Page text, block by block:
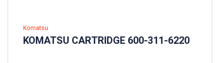
Komatsu
KOMATSU CARTRIDGE 600-311-6220